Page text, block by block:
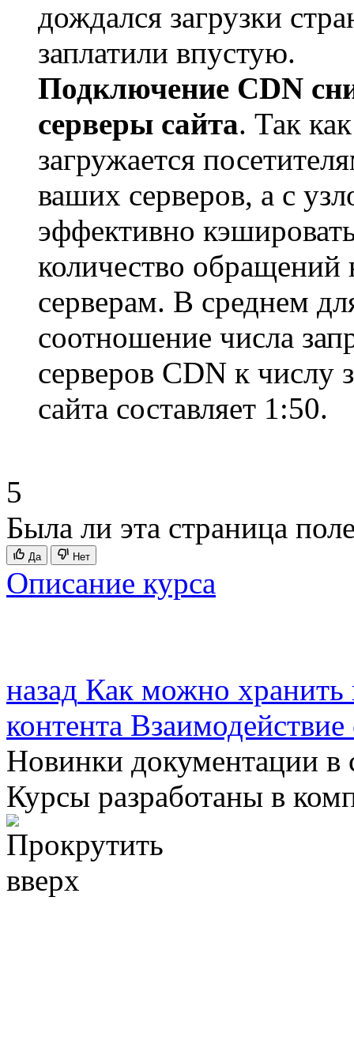
дождался загрузки
заплатили впустую.
Подключение CDN
серверы сайта. Так
загружается
ваших серверов, а с
эффективно
количество
серверам. В среднем
соотношение числа
серверов CDN к числу
сайта составляет 1:50.
5
Была ли эта страница
Да Нет
Описание курса
назад Как можно хранить
контента
Новинки документации в
Курсы разработаны в